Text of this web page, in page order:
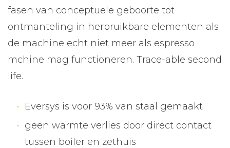
fasen van conceptuele geboorte tot
ontmanteling in herbruikbare elementen als
de machine echt niet meer als espresso
mchine mag functioneren. Trace-able second
life.
Eversys is voor 93% van staal gemaakt
geen warmte verlies door direct contact
tussen boiler en zethuis